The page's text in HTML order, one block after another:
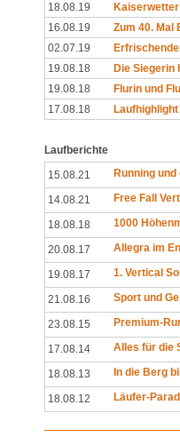
18.08.19
16.08.19
Zum 40. Mal
02.07.19
19.08.18
Die Siegerin
19.08.18
Flurin und
17.08.18
Laufberichte
15.08.21
Running
14.08.21
Free Fall
18.08.18
1000
20.08.17
Allegra im
19.08.17
1. Vertical
21.08.16
Sport und
23.08.15
Premium-
17.08.14
Alles für die
18.08.13
In die Berg
18.08.12
Läufer-